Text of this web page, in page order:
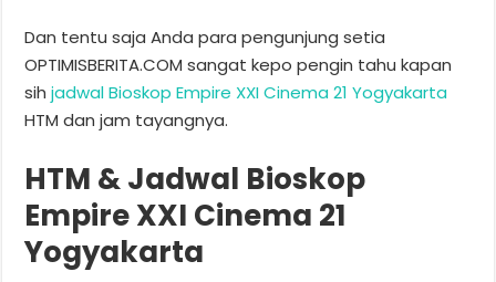
Dan tentu saja Anda para pengunjung setia
OPTIMISBERITA.COM sangat kepo pengin tahu kapan
sihjadwal Bioskop Empire XXI Cinema 21 Yogyakarta
HTM dan jam tayangnya.
HTM & Jadwal Bioskop
Empire XXI Cinema 21
Yogyakarta